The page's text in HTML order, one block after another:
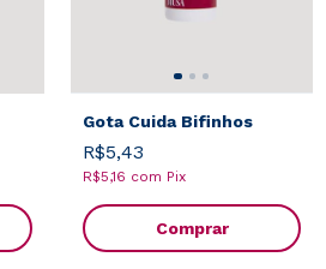
Gota Cuida Bifinhos
R$5,43
R$5,16 com Pix